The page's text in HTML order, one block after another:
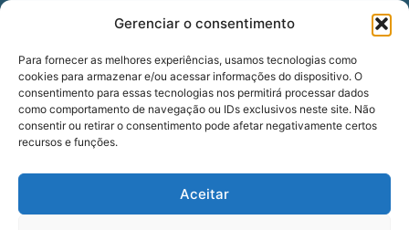
Gerenciar o consentimento
Para fornecer as melhores experiências, usamos tecnologias como
cookies para armazenar e/ou acessar informações do dispositivo. O
consentimento para essas tecnologias nos permitirá processar dados
como comportamento de navegação ou IDs exclusivos neste site. Não
consentir ou retirar o consentimento pode afetar negativamente certos
recursos e funções.
Aceitar
E-mail: alagoasbrasilnoticias@gmail.com
Telefone: (82) 9 9691-0391 (Whatsapp)
Responsável Técnico: Crysthyan Carlos
Rua do Sau - Centro - Anadia - AL - CEP: